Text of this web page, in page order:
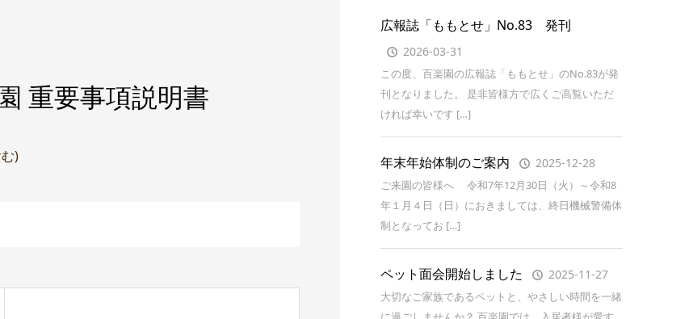
重要事項説明書
)
広報誌「ももとせ」No.83 発刊
2026-03-31
この度、百楽園の広報誌「ももとせ」のNo.83が発
刊となりました。 是非皆様方で広くご高覧いただ
ければ幸いです […]
年末年始体制のご案内 2025-12-28
ご来園の皆様へ 令和7年12月30日（火）～令和8
年１月４日（日）におきましては、終日機械警備体
制となってお […]
ペット面会開始しました 2025-11-27
大切なご家族であるペットと、やさしい時間を一緒